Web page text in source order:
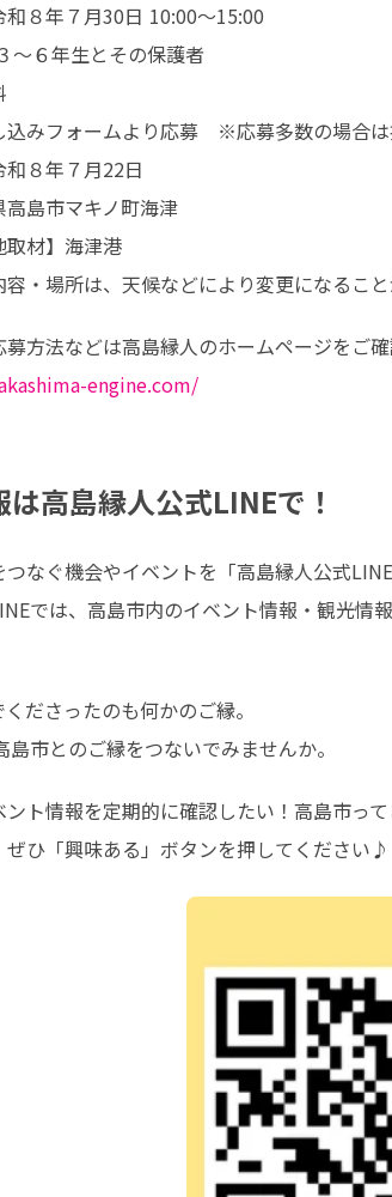
８年７月30日 10:00～15:00
６年生とその保護者
みフォームより応募　※応募多数の場合
８年７月22日
島市マキノ町海津
】海津港
・場所は、天候などにより変更になるこ
engine.com/
高島縁人公式LINEで！
なぐ機会やイベントを「高島縁人公式
では、高島市内のイベント情報・観光情
ださったのも何かのご縁。
島市とのご縁をつないでみませんか。
ト情報を定期的に確認したい！高島市っ
ぜひ「興味ある」ボタンを押してください♪